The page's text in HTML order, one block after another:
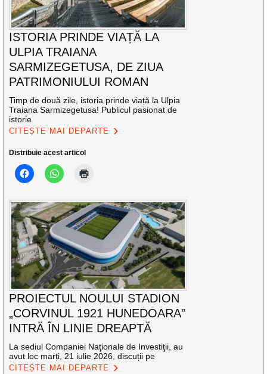
ISTORIA PRINDE VIAȚĂ LA
ULPIA TRAIANA
SARMIZEGETUSA, DE ZIUA
PATRIMONIULUI ROMAN
Timp de două zile, istoria prinde viață la Ulpia
Traiana Sarmizegetusa! Publicul pasionat de
istorie
CITEȘTE MAI DEPARTE
Distribuie acest articol
PROIECTUL NOULUI STADION
„CORVINUL 1921 HUNEDOARA”
INTRĂ ÎN LINIE DREAPTĂ
La sediul Companiei Naţionale de Investiţii, au
avut loc marți, 21 iulie 2026, discuții pe
CITEȘTE MAI DEPARTE